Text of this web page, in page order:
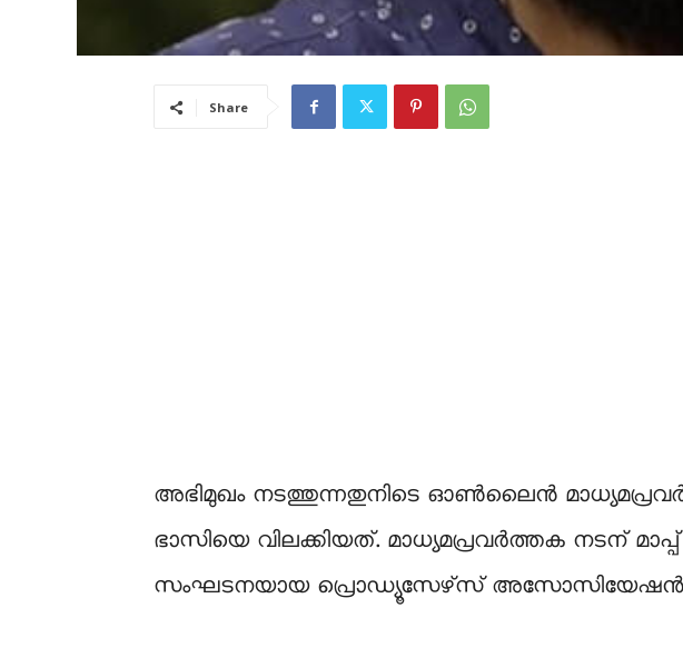
Share
അഭിമുഖം നടത്തുന്നതുനിടെ ഓൺലൈൻ
ഭാസിയെ വിലക്കിയത്. മാധ്യമപ്രവർത്തക നടന്
സംഘടനയായ പ്രൊഡ്യൂസേഴ്‌സ് അസോസിയേഷൻ